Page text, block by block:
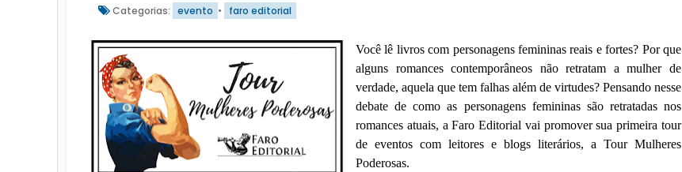
Categorias: evento • faro editorial
Você lê livros com personagens femininas reais e fortes? Por que
alguns romances contemporâneos não retratam a mulher de
verdade, aquela que tem falhas além de virtudes? Pensando nesse
debate de como as personagens femininas são retratadas nos
romances atuais, a Faro Editorial vai promover sua primeira tour
de eventos com leitores e blogs literários, a Tour Mulheres
Poderosas.